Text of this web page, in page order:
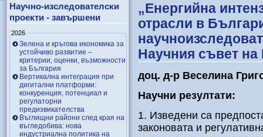
Научно-изследователски
проекти - завършени
2026
Зелена и кръгова икономика за
устойчиво развитие –
критерии, оценки, възможности
за България
Вертикална интеграция при
дигитални платформи:
конкуренция, потенциал и
регулаторни
предизвикателства
Въглищни райони след края на
въгледобива: нова
индустриална политика на
„Енергийна
отрасли в
Научния съвет на
доц. д-р Веселина
Научни резултати:
1. Изведени са
законовата и